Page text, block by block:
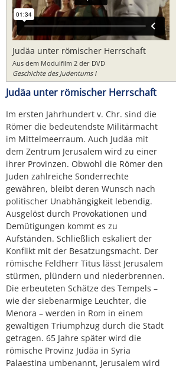
Judäa unter römischer Herrschaft
Aus dem Modulfilm 2 der DVD
Geschichte des Judentums I
Judäa unter römischer Herrschaft
Im ersten Jahrhundert v. Chr. sind die
Römer die bedeutendste Militärmacht
im Mittelmeerraum. Auch Judäa mit
dem Zentrum Jerusalem wird zu einer
ihrer Provinzen. Obwohl die Römer den
Juden zahlreiche Sonderrechte
gewähren, bleibt deren Wunsch nach
politischer Unabhängigkeit lebendig.
Ausgelöst durch Provokationen und
Demütigungen kommt es zu
Aufständen. Schließlich eskaliert der
Konflikt mit der Besatzungsmacht. Der
römische Feldherr Titus lässt Jerusalem
stürmen, plündern und niederbrennen.
Die erbeuteten Schätze des Tempels –
wie der siebenarmige Leuchter, die
Menora – werden in Rom in einem
gewaltigen Triumphzug durch die Stadt
getragen. 65 Jahre später wird die
römische Provinz Judäa in Syria
Palaestina umbenannt, Jerusalem wird